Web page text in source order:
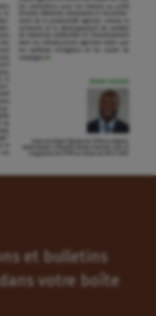
et bulletins
votre boîte